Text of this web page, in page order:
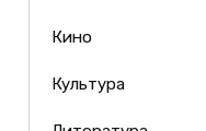
Кино
Культура